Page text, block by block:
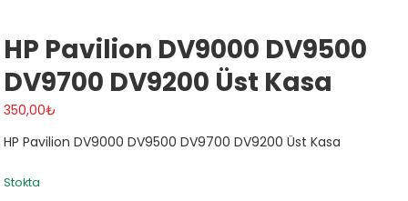
HP Pavilion DV9000 DV9500
DV9700 DV9200 Üst Kasa
350,00₺
HP Pavilion DV9000 DV9500 DV9700 DV9200 Üst Kasa
Stokta